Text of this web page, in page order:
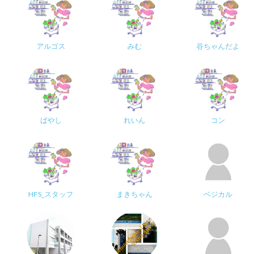
アルゴス みむ 谷ちゃんだよ
ばやし れいん コン
HFS_スタッフ まきちゃん ベジカル